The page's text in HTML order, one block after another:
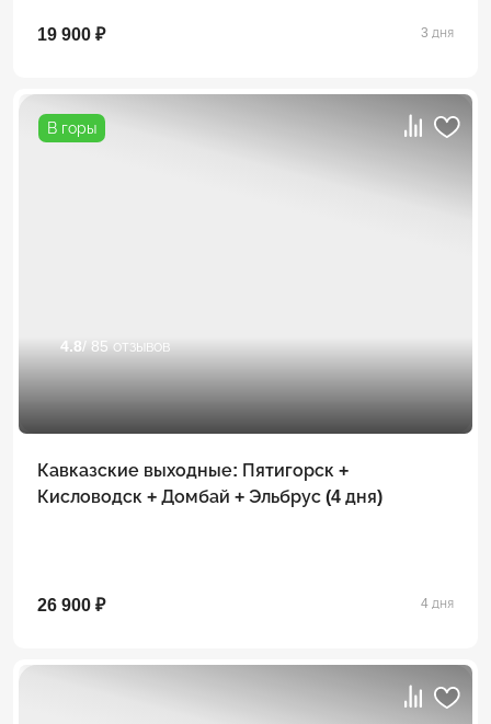
19 900 ₽ 3 дня
В горы
4.8/ 85 отзывов
Кавказские выходные: Пятигорск +
Кисловодск + Домбай + Эльбрус (4 дня)
26 900 ₽ 4 дня